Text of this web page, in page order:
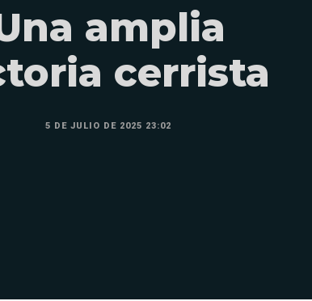
amplia
cerrista
5 DE JULIO DE 2025 23:02